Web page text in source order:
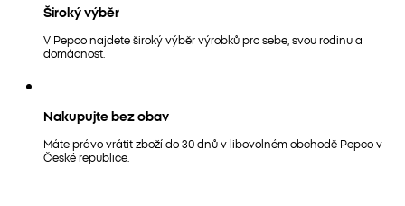
Široký výběr
V Pepco najdete široký výběr výrobků pro sebe, svou rodinu a
domácnost.
Nakupujte bez obav
Máte právo vrátit zboží do 30 dnů v libovolném obchodě Pepco v
České republice.